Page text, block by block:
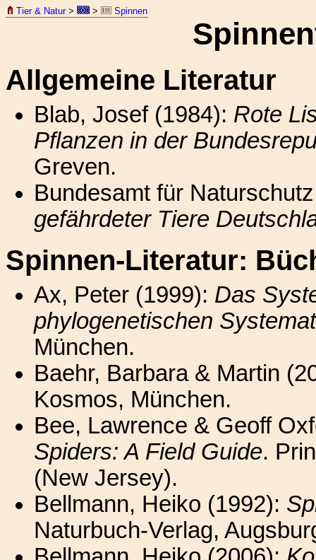
Tier & Natur> > Spinnen
Allgemeine Literatur
Blab, Josef (1984): Rote
Pflanzen in der
Greven.
Bundesamt für
gefährdeter Tiere
Spinnen-Literatur:
Ax, Peter (1999): Das
phylogenetischen
München.
Baehr, Barbara & Martin
Kosmos, München.
Bee, Lawrence & Geoff
Spiders: A Field Guide.
(New Jersey).
Bellmann, Heiko (1992):
Naturbuch-Verlag,